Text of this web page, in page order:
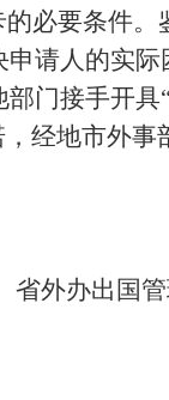
必要条件
请人的实
门接手开
经地市外
省外办出国